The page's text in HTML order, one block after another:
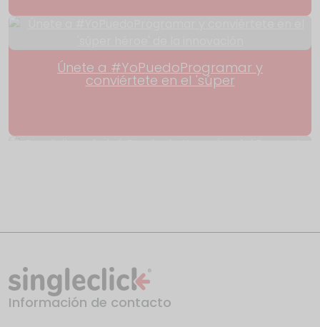
Únete a #YoPuedoProgramar y
conviértete en el 'súper
El año en Google: esto fue lo que
Información de contacto